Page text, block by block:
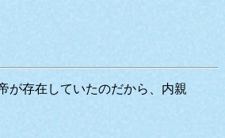
が存在していたのだから、内親